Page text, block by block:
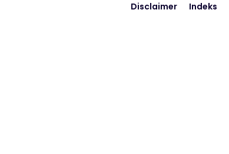
Disclaimer Indeks